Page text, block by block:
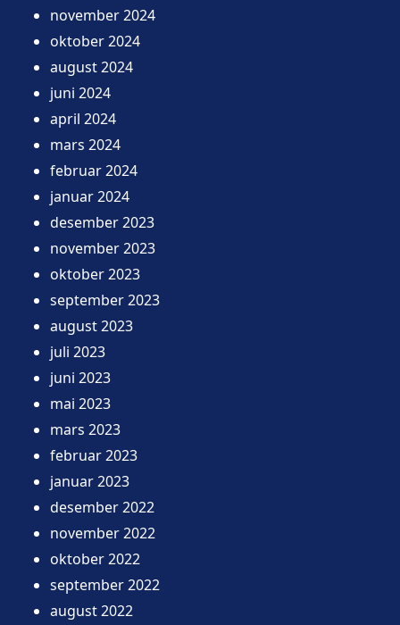
november 2024
oktober 2024
august 2024
juni 2024
april 2024
mars 2024
februar 2024
januar 2024
desember 2023
november 2023
oktober 2023
september 2023
august 2023
juli 2023
juni 2023
mai 2023
mars 2023
februar 2023
januar 2023
desember 2022
november 2022
oktober 2022
september 2022
august 2022